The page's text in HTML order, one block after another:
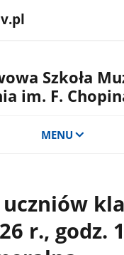
Szkoła
im. F.
MENU
r., godz.